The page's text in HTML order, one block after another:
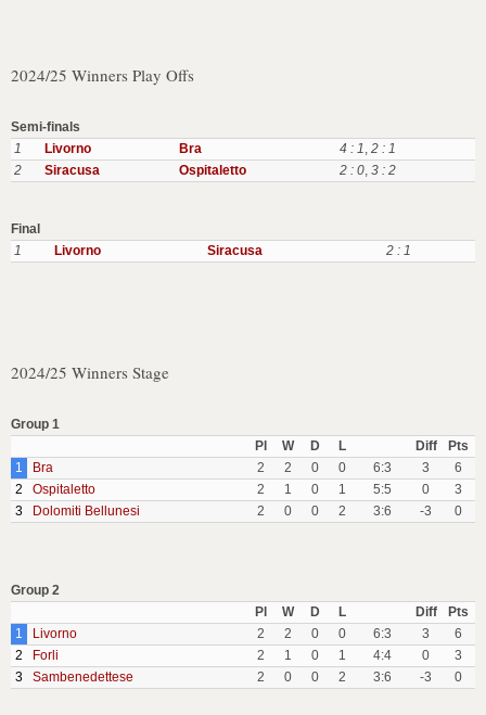
2024/25 Winners Play Offs
Semi-finals
1
Livorno Bra 4 : 1, 2 : 1
2
Siracusa Ospitaletto 2 : 0, 3 : 2
Final
1
Livorno Siracusa 2 : 1
2024/25 Winners Stage
Group 1
Pl
W D L Diff
Pts
1
Bra 2 2 0 0 6:3 3
6
2
Ospitaletto 2 1 0 1 5:5 0
3
3
Dolomiti Bellunesi 2 0 0 2 3:6 -3 0
Group 2
Pl
W D L Diff
Pts
1
Livorno 2 2 0 0 6:3 3
6
2
Forli 2 1 0 1 4:4 0
3
3
Sambenedettese 2 0 0 2 3:6 -3 0